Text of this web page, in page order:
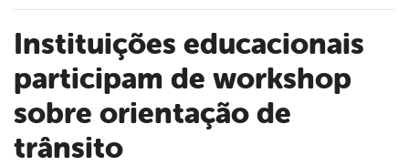
Instituições educacionais
participam de workshop
sobre orientação de
trânsito